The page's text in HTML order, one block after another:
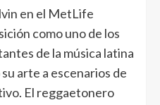
en el MetLife
como uno de los
de la música latina
arte a escenarios de
El reggaetonero